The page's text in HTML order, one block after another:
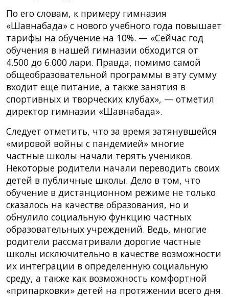
По его словам, к примеру гимназия
«Шавнабада» с нового учебного года повышает
тарифы на обучение на 10%. — «Сейчас год
обучения в нашей гимназии обходится от
4.500 до 6.000 лари. Правда, помимо самой
общеобразовательной программы в эту сумму
входит еще питание, а также занятия в
спортивных и творческих клубах», — отметил
директор гимназии «Шавнабада».
Следует отметить, что за время затянувшейся
«мировой войны с пандемией» многие
частные школы начали терять учеников.
Некоторые родители начали переводить своих
детей в публичные школы. Дело в том, что
обучение в дистанционном режиме не только
сказалось на качестве образования, но и
обнулило социальную функцию частных
образовательных учреждений. Ведь, многие
родители рассматривали дорогие частные
школы исключительно в качестве возможности
их интеграции в определенную социальную
среду, а также как возможность комфортной
«припарковки» детей на протяжении всего дня.